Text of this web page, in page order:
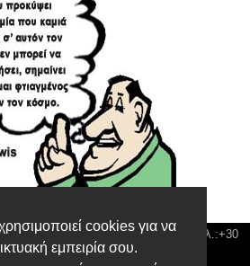
cookies για να
εμπειρία σου.
Καποδιστρίου 3 ΤΚ-35132 ΛΑΜΙΑ | Τηλ.:+30
|news@lamianews.gr